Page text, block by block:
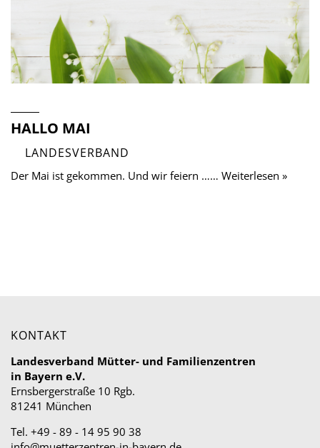
HALLO MAI
LANDESVERBAND
Der Mai ist gekommen. Und wir feiern …… Weiterlesen »
KONTAKT
Landesverband Mütter- und Familienzentren
in Bayern e.V.
Ernsbergerstraße 10 Rgb.
81241 München
Tel. +49 - 89 - 14 95 90 38